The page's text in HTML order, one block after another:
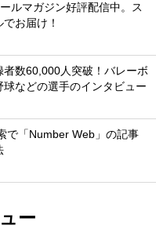
ルマガジン好評配信中。ス
お届け！
数60,000人突破！バレーボ
などの選手のインタビュー
で「Number Web」の記事
ー